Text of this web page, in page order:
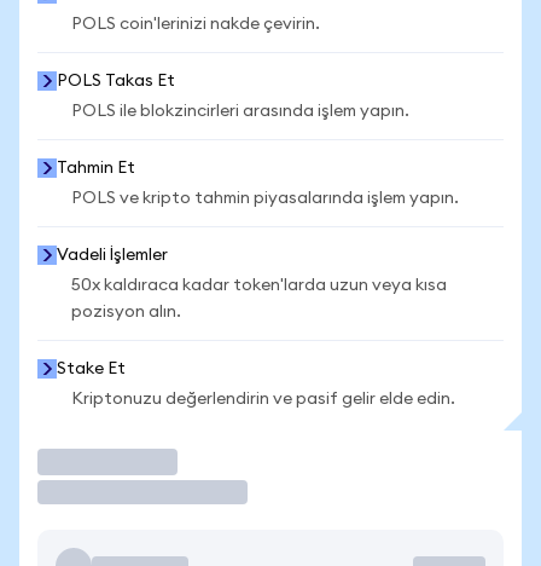
POLS coin'lerinizi nakde çevirin.
POLS Takas Et
POLS ile blokzincirleri arasında işlem yapın.
Tahmin Et
POLS ve kripto tahmin piyasalarında işlem yapın.
Vadeli İşlemler
50x kaldıraca kadar token'larda uzun veya kısa
pozisyon alın.
Stake Et
Kriptonuzu değerlendirin ve pasif gelir elde edin.